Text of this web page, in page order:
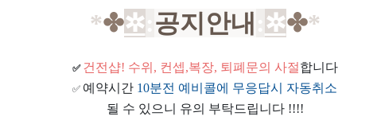
*✤✲ 공지안내 ✲✤*
✅ 건전샵! 수위, 컨셉,복장, 퇴폐문의 사절합니다
✅ 예약시간 10분전 예비콜에 무응답시 자동취소
될 수 있으니 유의 부탁드립니다 !!!!